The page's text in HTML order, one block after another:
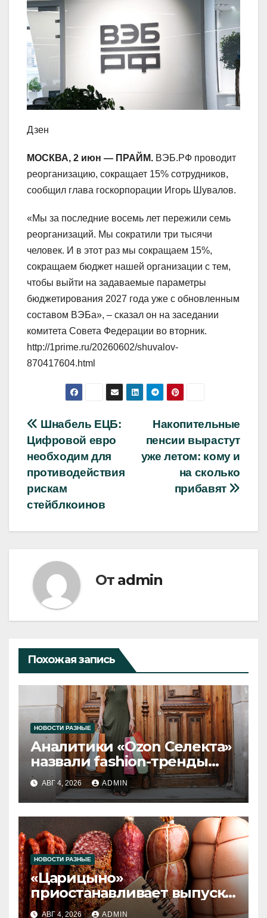
Дзен
МОСКВА, 2 июн — ПРАЙМ. ВЭБ.РФ проводит
реорганизацию, сокращает 15% сотрудников,
сообщил глава госкорпорации Игорь Шувалов.
«Мы за последние восемь лет пережили семь
реорганизаций. Мы сократили три тысячи
человек. И в этот раз мы сокращаем 15%,
сокращаем бюджет нашей организации с тем,
чтобы выйти на задаваемые параметры
бюджетирования 2027 года уже с обновленным
составом ВЭБа», – сказал он на заседании
комитета Совета Федерации во вторник.
http://1prime.ru/20260602/shuvalov-
870417604.html
Навигация
по
записям
Накопительные
пенсии вырастут
уже летом: кому и
на сколько
прибавят
Шнабель ЕЦБ:
Цифровой евро
необходим для
противодействия
рискам
стейблкоинов
От admin
Похожая запись
НОВОСТИ РАЗНЫЕ
Аналитики «Ozon Селекта»
назвали fashion-тренды
2026 года
АВГ 4, 2026 ADMIN
НОВОСТИ РАЗНЫЕ
«Царицыно»
приостанавливает выпуск
продукции
АВГ 4, 2026 ADMIN